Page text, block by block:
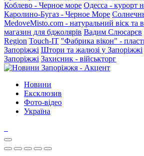
Коблево - Черное море Одесса - курорт
Каролино-Бугаз - Черное Море
MedoveMisto.com - натуральний віск та
магазин для бджолярів Вадим Слюсарєв
Region Touch-IT "Фабрика вікон" -
Запоріжжі Штори та жалюзі у Запоріжжі
Запоріжжі Захисник - військторг
Новини
Ексклюзив
Фото-відео
Україна